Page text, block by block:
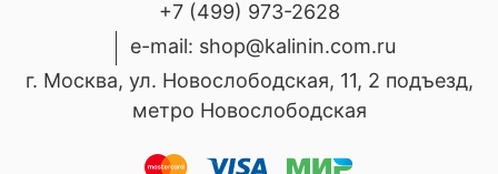
+7 (499) 973-2628
e-mail: shop@kalinin.com.ru
г. Москва, ул. Новослободская, 11, 2 подъезд,
метро Новослободская